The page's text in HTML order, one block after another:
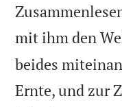
mit ihm den
beides
Ernte, und zur